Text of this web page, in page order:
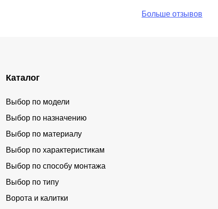
Больше отзывов
Каталог
Выбор по модели
Выбор по назначению
Выбор по материалу
Выбор по характеристикам
Выбор по способу монтажа
Выбор по типу
Ворота и калитки